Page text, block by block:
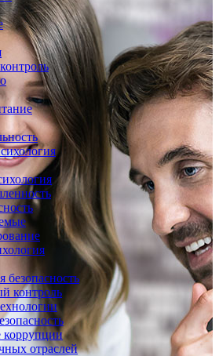
безопасность
контроль
коррупции
отраслей